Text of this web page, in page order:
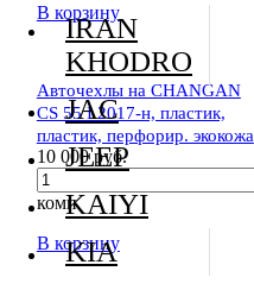
В корзину
Авточехлы на CHANGAN
CS 55 I 2017-н, пластик,
пластик, перфорир. экокожа
10 000 руб.
комп
В корзину
IRAN
KHODRO
JAC
JEEP
KAIYI
KIA